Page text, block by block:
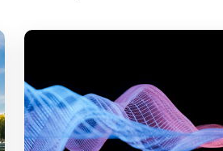
Rheinland-Pfalz
Sachsen
Sachsen-Anhalt
Schleswig-Holstein